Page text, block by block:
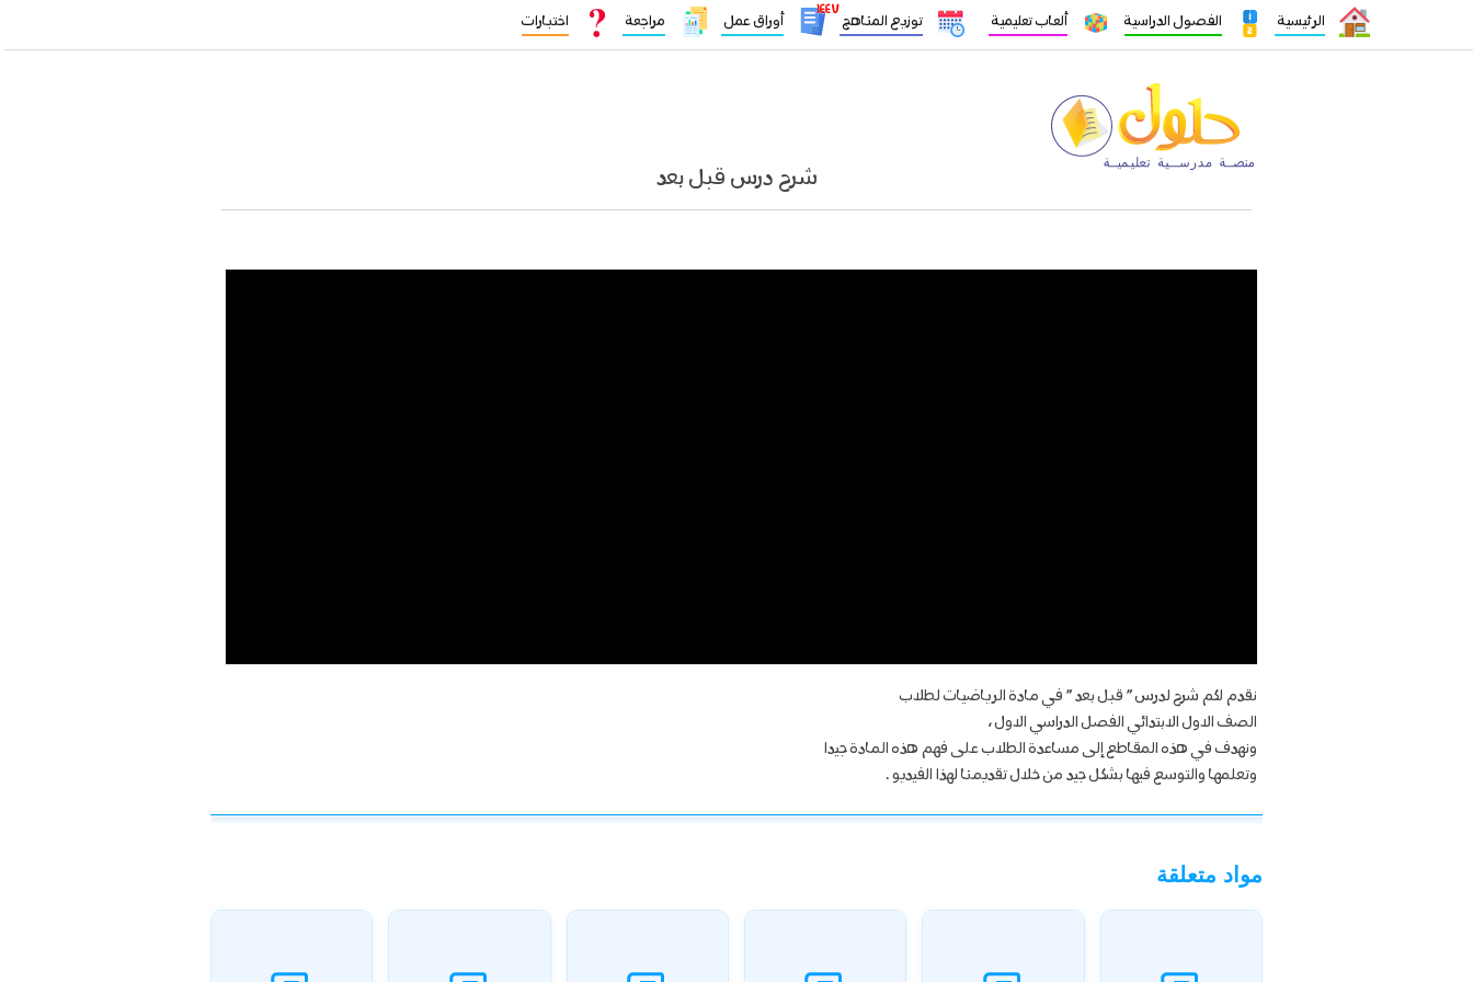
الرئيسية الفصول الدراسية ألعاب تعليمية توزيع المناهج
١٤٤٧
أوراق عمل مراجعة اختبارات
شرح درس قبل بعد
نقدم لكم شرح لدرس ” قبل بعد ” في مادة الرياضيات لطلاب
الصف الاول الابتدائي الفصل الدراسي الاول ،
ونهدف في هذه المقاطع إلى مساعدة الطلاب على فهم هذه المادة جيدا
وتعلمها والتوسع فيها بشكل جيد من خلال تقديمنا لهذا الفيديو .
مواد متعلقة